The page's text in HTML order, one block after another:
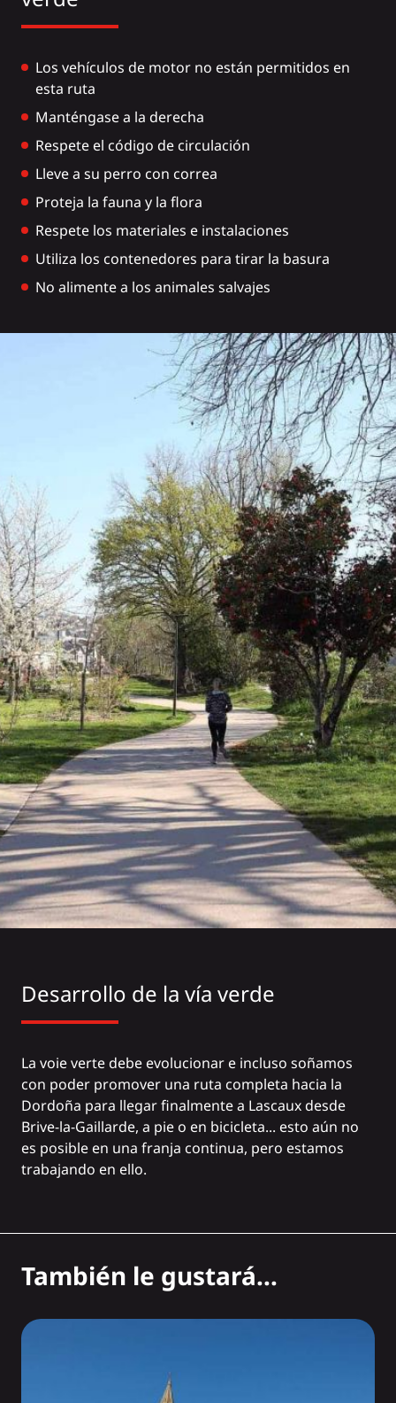
Los vehículos de motor no están permitidos en
esta ruta
Manténgase a la derecha
Respete el código de circulación
Lleve a su perro con correa
Proteja la fauna y la flora
Respete los materiales e instalaciones
Utiliza los contenedores para tirar la basura
No alimente a los animales salvajes
Desarrollo de la vía verde
La voie verte debe evolucionar e incluso soñamos
con poder promover una ruta completa hacia la
Dordoña para llegar finalmente a Lascaux desde
Brive-la-Gaillarde, a pie o en bicicleta... esto aún no
es posible en una franja continua, pero estamos
trabajando en ello.
También le gustará...